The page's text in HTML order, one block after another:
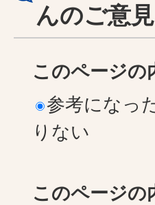
んのご意
このページの
参考になっ
りない
このページの